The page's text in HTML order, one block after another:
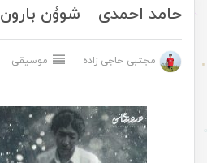
حامد احمدی – شووُن بارون
مجتبی حاجی زاده موسیقی